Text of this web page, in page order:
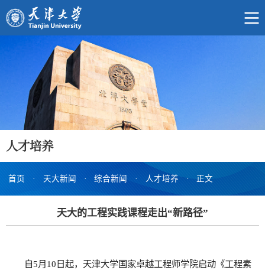
人才培养
首页 · 天大新闻 · 综合新闻 · 人才培养 · 正文
天大的工程实践课程走出“新路径”
自5月10日起，天津大学国家卓越工程师学院启动《工程素